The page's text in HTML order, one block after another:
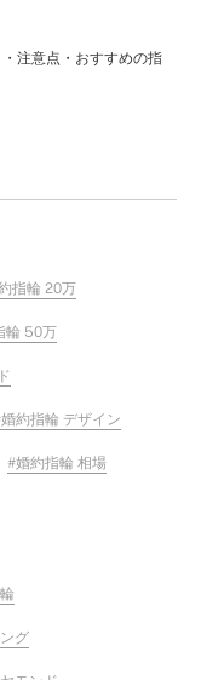
注意点・おすすめの指
指輪 20万
輪 50万
婚約指輪 デザイン
婚約指輪 相場
グ